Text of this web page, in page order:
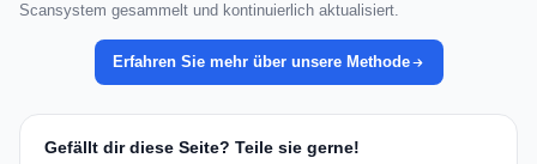
Scansystem gesammelt und kontinuierlich aktualisiert.
Erfahren Sie mehr über unsere Methode
Gefällt dir diese Seite? Teile sie gerne!